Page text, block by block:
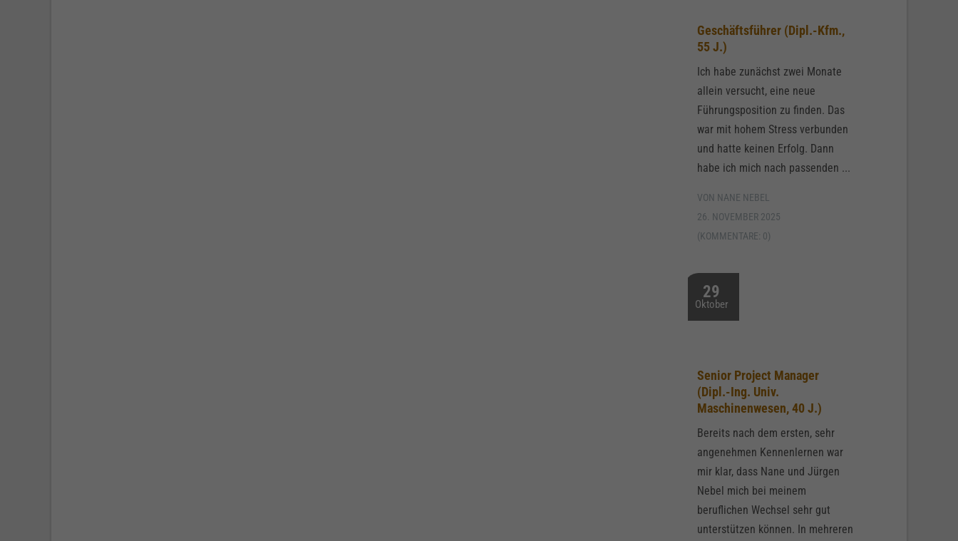
Geschäftsführer (Dipl.-Kfm.,
55 J.)
Ich habe zunächst zwei Monate
allein versucht, eine neue
Führungsposition zu finden. Das
war mit hohem Stress verbunden
und hatte keinen Erfolg. Dann
habe ich mich nach passenden ...
VON NANE NEBEL
26. NOVEMBER 2025
(KOMMENTARE: 0)
29
Oktober
Senior Project Manager
(Dipl.-Ing. Univ.
Maschinenwesen, 40 J.)
Bereits nach dem ersten, sehr
angenehmen Kennenlernen war
mir klar, dass Nane und Jürgen
Nebel mich bei meinem
beruflichen Wechsel sehr gut
unterstützen können. In mehreren